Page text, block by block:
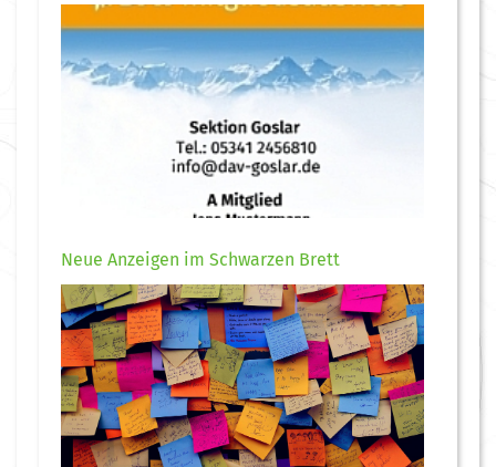
Neue Anzeigen im Schwarzen Brett